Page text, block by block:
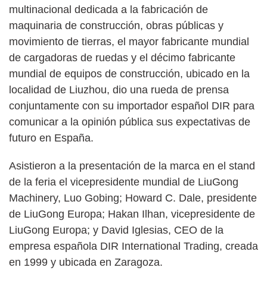
multinacional dedicada a la fabricación de
maquinaria de construcción, obras públicas y
movimiento de tierras, el mayor fabricante mundial
de cargadoras de ruedas y el décimo fabricante
mundial de equipos de construcción, ubicado en la
localidad de Liuzhou, dio una rueda de prensa
conjuntamente con su importador español DIR para
comunicar a la opinión pública sus expectativas de
futuro en España.
Asistieron a la presentación de la marca en el stand
de la feria el vicepresidente mundial de LiuGong
Machinery, Luo Gobing; Howard C. Dale, presidente
de LiuGong Europa; Hakan Ilhan, vicepresidente de
LiuGong Europa; y David Iglesias, CEO de la
empresa española DIR International Trading, creada
en 1999 y ubicada en Zaragoza.